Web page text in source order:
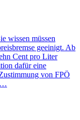
wissen müssen
geeinigt. Ab
Cent pro Liter
dafür eine
von FPÖ